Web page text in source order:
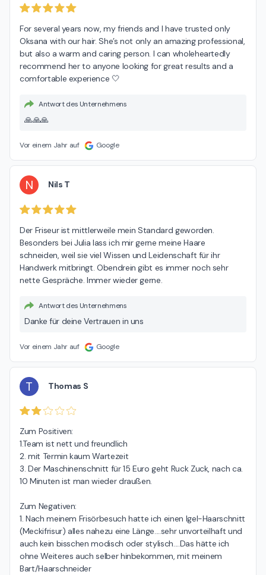
For several years now, my friends and I have trusted only
Oksana with our hair. She’s not only an amazing professional,
but also a warm and caring person. I can wholeheartedly
recommend her to anyone looking for great results and a
comfortable experience 🤍
Antwort des Unternehmens
🙏🙏🙏
Vor einem Jahr auf Google
N Nils T
Der Friseur ist mittlerweile mein Standard geworden.
Besonders bei Julia lass ich mir gerne meine Haare
schneiden, weil sie viel Wissen und Leidenschaft für ihr
Handwerk mitbringt. Obendrein gibt es immer noch sehr
nette Gespräche. Immer wieder gerne.
Antwort des Unternehmens
Danke für deine Vertrauen in uns
Vor einem Jahr auf Google
T Thomas S
Zum Positiven:
1.Team ist nett und freundlich
2. mit Termin kaum Wartezeit
3. Der Maschinenschnitt für 15 Euro geht Ruck Zuck, nach ca.
10 Minuten ist man wieder draußen.
Zum Negativen:
1. Nach meinem Frisörbesuch hatte ich einen Igel-Haarschnitt
(Meckifrisur) alles nahezu eine Länge....sehr unvorteilhaft und
auch kein bisschen modisch oder stylisch....Das hätte ich
ohne Weiteres auch selber hinbekommen, mit meinem
Bart/Haarschneider